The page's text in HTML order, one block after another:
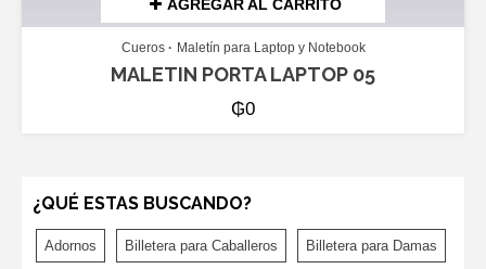
AGREGAR AL CARRITO
Cueros Maletín para Laptop y Notebook
MALETIN PORTA LAPTOP 05
₲0
¿QUÉ ESTAS BUSCANDO?
Adornos Billetera para Caballeros Billetera para Damas